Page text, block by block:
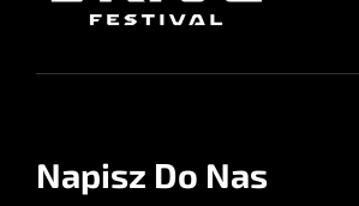
Napisz Do Nas